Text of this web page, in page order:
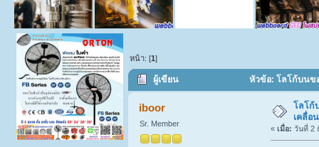
หน้า: [1]
ผู้เขียน หัวข้อ: โลโก้บนข
iboor
Sr. Member
โลโก้
เคลื่อ
« เมื่อ: วันที่ 2